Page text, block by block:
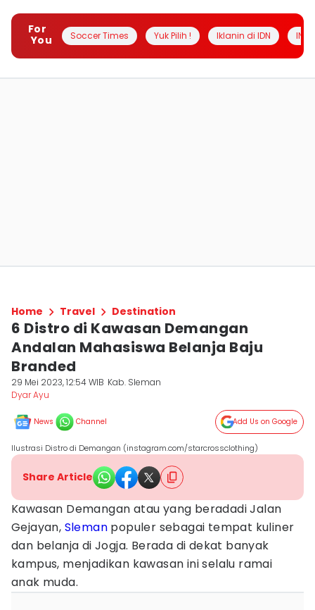
For
You
Soccer Times Yuk Pilih ! Iklanin di IDN
Home Travel Destination
6 Distro di Kawasan Demangan
Andalan Mahasiswa Belanja Baju
Branded
29 Mei 2023, 12:54 WIB Kab. Sleman
Dyar Ayu
News Channel Add Us on Google
Ilustrasi Distro di Demangan (instagram.com/starcrossclothing)
Share Article
Kawasan Demangan atau yang beradadi Jalan
Gejayan, Sleman populer sebagai tempat kuliner
dan belanja di Jogja. Berada di dekat banyak
kampus, menjadikan kawasan ini selalu ramai
anak muda.